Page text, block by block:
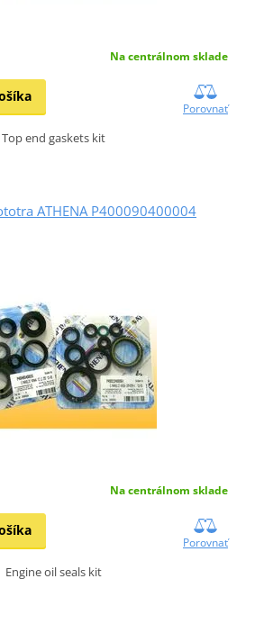
Na centrálnom sklade
Porovnať
Top end gaskets kit
ATHENA P400090400004
Na centrálnom sklade
Porovnať
Engine oil seals kit